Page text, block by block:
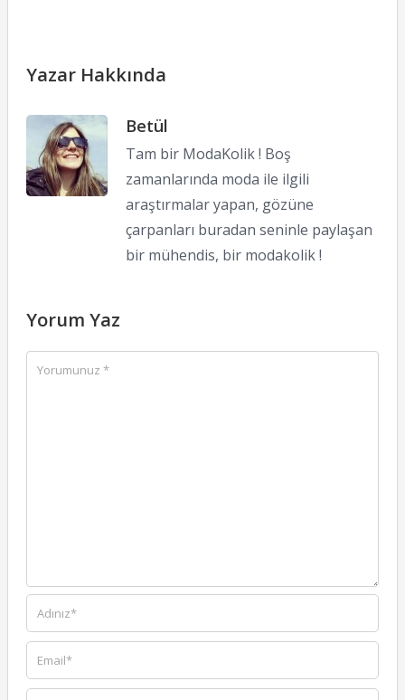
Yazar Hakkında
Betül
Tam bir ModaKolik ! Boş
zamanlarında moda ile ilgili
araştırmalar yapan, gözüne
çarpanları buradan seninle paylaşan
bir mühendis, bir modakolik !
Yorum Yaz